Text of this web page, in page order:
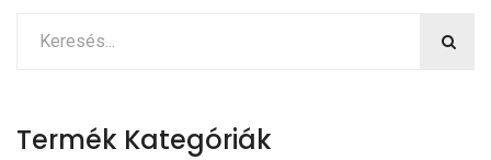
Termék Kategóriák